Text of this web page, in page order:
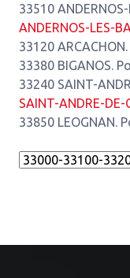
33510
ANDERNOS-LES-
33120
33380 BIGANOS.
33240 SAINT-
SAINT-ANDRE-DE-
33850 LEOGNAN.